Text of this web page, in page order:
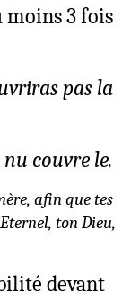
moins 3 fois
pas la
couvre le.
afin que tes
ton Dieu,
devant